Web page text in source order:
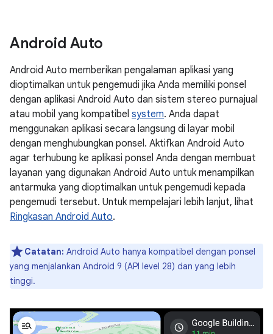
Android Auto
Android Auto memberikan pengalaman aplikasi yang
dioptimalkan untuk pengemudi jika Anda memiliki ponsel
dengan aplikasi Android Auto dan sistem stereo purnajual
atau mobil yang kompatibel system. Anda dapat
menggunakan aplikasi secara langsung di layar mobil
dengan menghubungkan ponsel. Aktifkan Android Auto
agar terhubung ke aplikasi ponsel Anda dengan membuat
layanan yang digunakan Android Auto untuk menampilkan
antarmuka yang dioptimalkan untuk pengemudi kepada
pengemudi tersebut. Untuk mempelajari lebih lanjut, lihat
Ringkasan Android Auto.
Catatan: Android Auto hanya kompatibel dengan ponsel
yang menjalankan Android 9 (API level 28) dan yang lebih
tinggi.